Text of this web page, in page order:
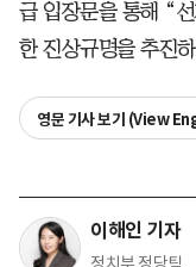
급 입장문을 통해 “
한 진상규명을 추진
영문 기사 보기 (View
이해인 기자